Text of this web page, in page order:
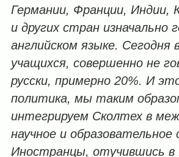
Германии, Франции, Индии,
и других стран изначально
английском языке. Сегодня
учащихся, совершенно не
русски, примерно 20%. И
политика, мы таким
интегрируем Сколтех в
научное и
Иностранцы, отучившись в